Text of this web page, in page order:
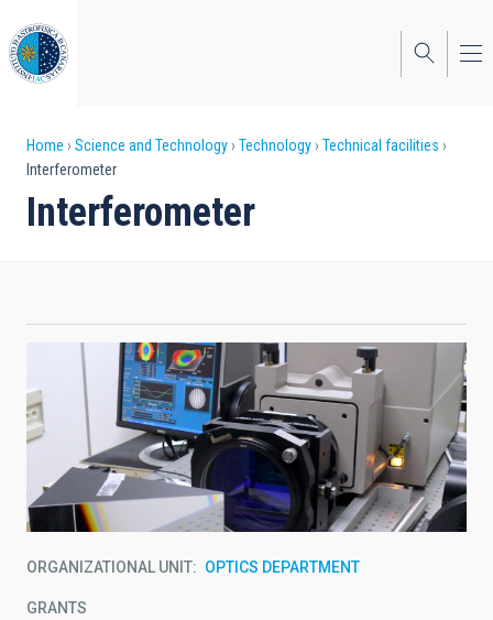
to
main
content
Breadcrumb
Home Science and Technology Technology
Technical facilities
Interferometer
Interferometer
ORGANIZATIONAL UNIT OPTICS DEPARTMENT
GRANTS